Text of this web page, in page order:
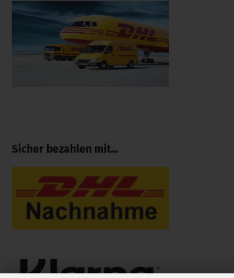
Sicher bezahlen mit...